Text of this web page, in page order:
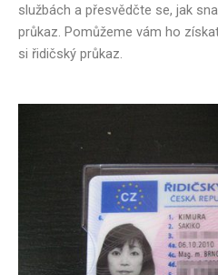
službách a přesvědčte se, jak
průkaz. Pomůžeme vám ho
si řidičský průkaz.